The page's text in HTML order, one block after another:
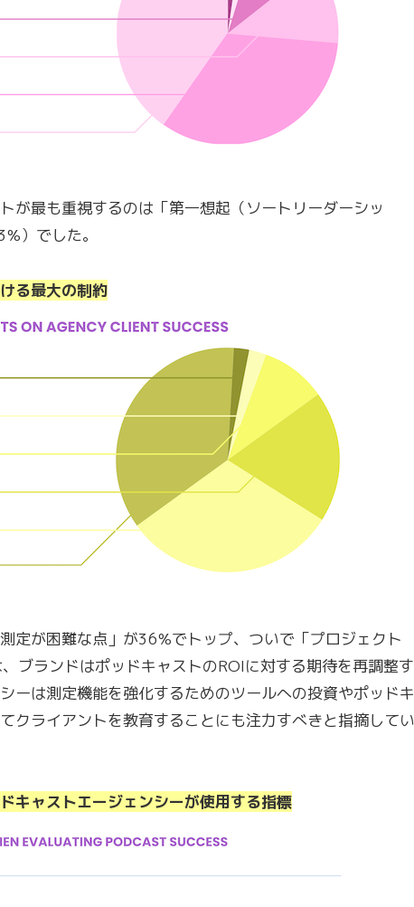
が最も重視するのは「第一想起（ソートリーダーシッ
）でした。
る最大の制約
定が困難な点」が36%でトップ、ついで「プロジェクト
ブランドはポッドキャストのROIに対する期待を再調整す
ーは測定機能を強化するためのツールへの投資やポッドキ
クライアントを教育することにも注力すべきと指摘してい
キャストエージェンシーが使用する指標